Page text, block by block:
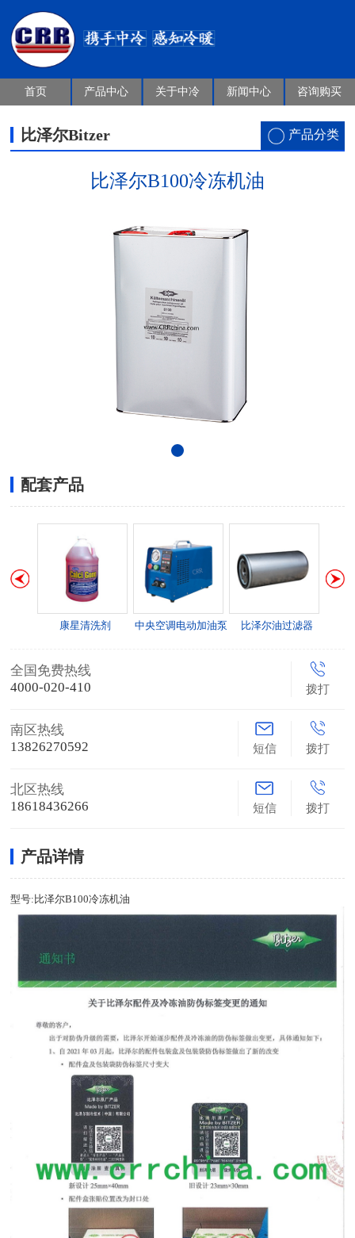
首页 产品中心 关于中冷 新闻中心 咨询购买
比泽尔Bitzer 产品分类
比泽尔B100冷冻机油
配套产品
康星清洗剂 中央空调电动加油泵 比泽尔油过滤器
全国免费热线
4000-020-410
拨打
南区热线
13826270592
短信 拨打
北区热线
18618436266
短信 拨打
产品详情
型号:比泽尔B100冷冻机油